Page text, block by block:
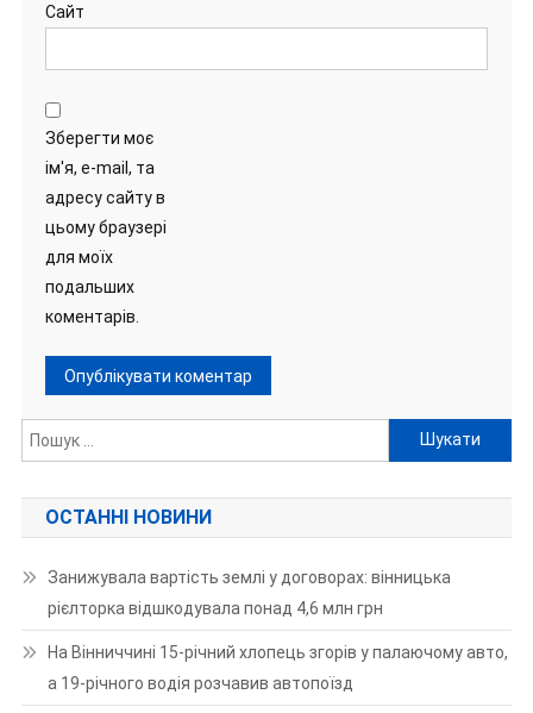
Сайт
Зберегти моє
ім'я, e-mail, та
адресу сайту в
цьому браузері
для моїх
подальших
коментарів.
Пошук:
ОСТАННІ НОВИНИ
Занижувала вартість землі у договорах: вінницька
рієлторка відшкодувала понад 4,6 млн грн
На Вінниччині 15-річний хлопець згорів у палаючому авто,
а 19-річного водія розчавив автопоїзд